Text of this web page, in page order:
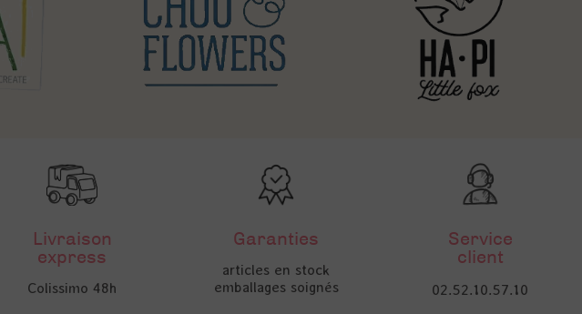
Livraison
express
Colissimo 48h
Garanties
articles en stock
emballages soignés
Service
client
02.52.10.57.10